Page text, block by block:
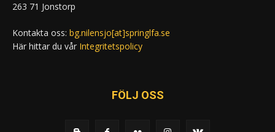
263 71 Jonstorp
Kontakta oss: bg.nilensjo[at]springlfa.se
Här hittar du vår Integritetspolicy
FÖLJ OSS